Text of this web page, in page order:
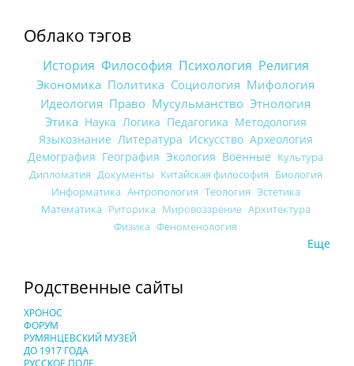
Облако тэгов
История Философия Психология Религия
Экономика Политика Социология Мифология
Идеология Право Мусульманство Этнология
Этика Наука Логика Педагогика Методология
Языкознание Литература Искусство Археология
Демография География Экология Военные Культура
Дипломатия Документы Китайская философия Биология
Информатика Антропология Теология Эстетика
Математика Риторика Мировоззрение Архитектура
Физика Феноменология
Еще
Родственные сайты
ХРОНОС
ФОРУМ
РУМЯНЦЕВСКИЙ МУЗЕЙ
ДО 1917 ГОДА
РУССКОЕ ПОЛЕ